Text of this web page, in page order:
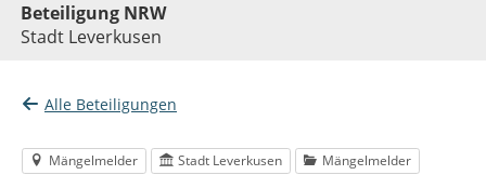
Beteiligung NRW
Stadt Leverkusen
Alle Beteiligungen
Mängelmelder Stadt Leverkusen Mängelmelder